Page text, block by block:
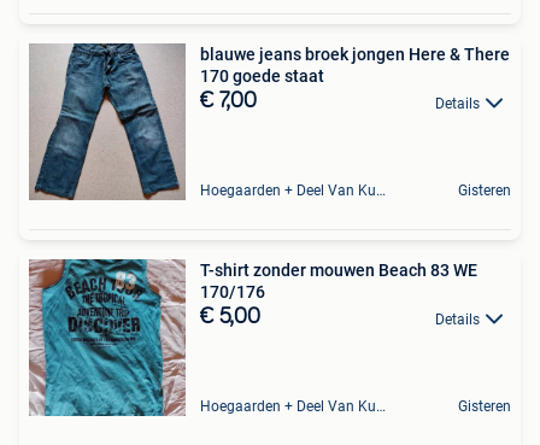
blauwe jeans broek jongen Here & There
170 goede staat
€ 7,00 Details
Hoegaarden + Deel Van Kumtich + Deel Van Tienen Gisteren
T-shirt zonder mouwen Beach 83 WE
170/176
€ 5,00 Details
Hoegaarden + Deel Van Kumtich + Deel Van Tienen Gisteren